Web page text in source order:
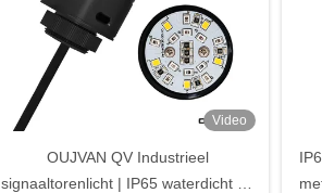
Video
OUJVAN QV Industrieel
signaaltorenlicht | IP65 waterdicht en